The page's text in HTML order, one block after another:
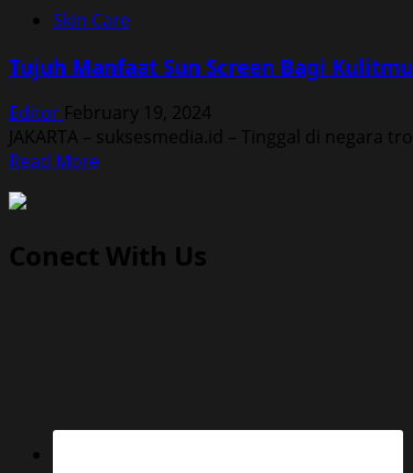
Skin Care
Tujuh Manfaat Sun Screen Bagi Kulitmu
Editor February 19, 2024
JAKARTA – suksesmedia.id – Tinggal di
Read MoreRead
Manfaat
Conect With Us